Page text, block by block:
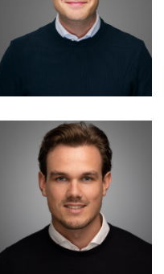
Timo Sträter
Consultant
Niels van Erp
Consultant